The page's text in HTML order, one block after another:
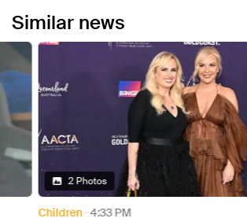
Similar news
2 Photos
Children 4:33 PM